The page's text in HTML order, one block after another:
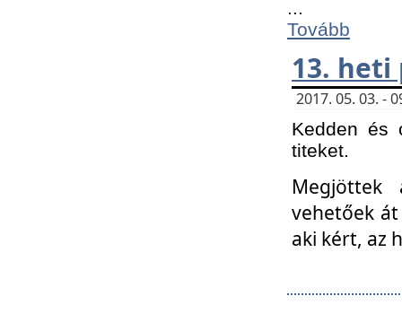
Tovább
13.
2017. 05. 03. -
Kedden és
titeket.
Megjöttek
vehetőek
aki kért, az